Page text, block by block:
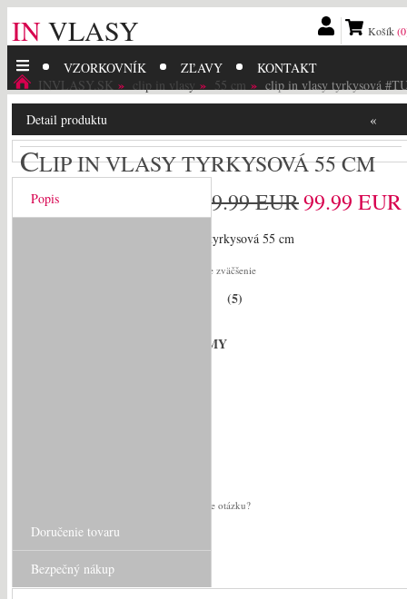
VZORKOVNÍK ZĽAVY KONTAKT
IN VLASY Košík
INVLASY.SK clip in vlasy 55 cm
clip in vlasy tyrkysová
Detail produktu
«
CLIP IN VLASY TYRKYSOVÁ 55 CM
119.99 EUR99.99 EUR
kliknite pre zväčšenie
(5)
jemné európske - REMY
Máte otázku?
Popis
Doručenie tovaru
Bezpečný nákup